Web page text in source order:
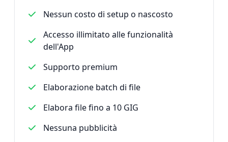
Nessun costo di setup o nascosto
Accesso illimitato alle funzionalità
dell'App
Supporto premium
Elaborazione batch di file
Elabora file fino a 10 GIG
Nessuna pubblicità